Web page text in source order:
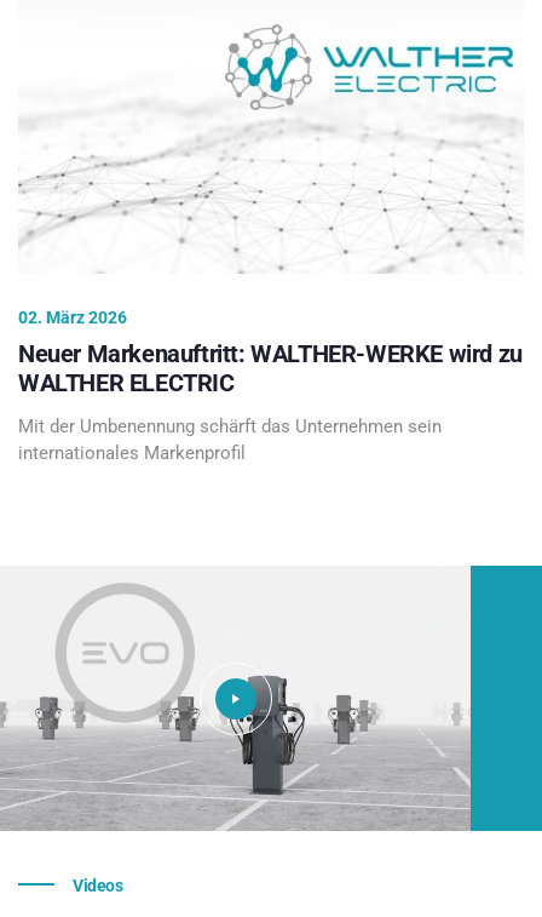
02. März 2026
Neuer Markenauftritt: WALTHER-WERKE wird zu
WALTHER ELECTRIC
Mit der Umbenennung schärft das Unternehmen sein
internationales Markenprofil
Videos